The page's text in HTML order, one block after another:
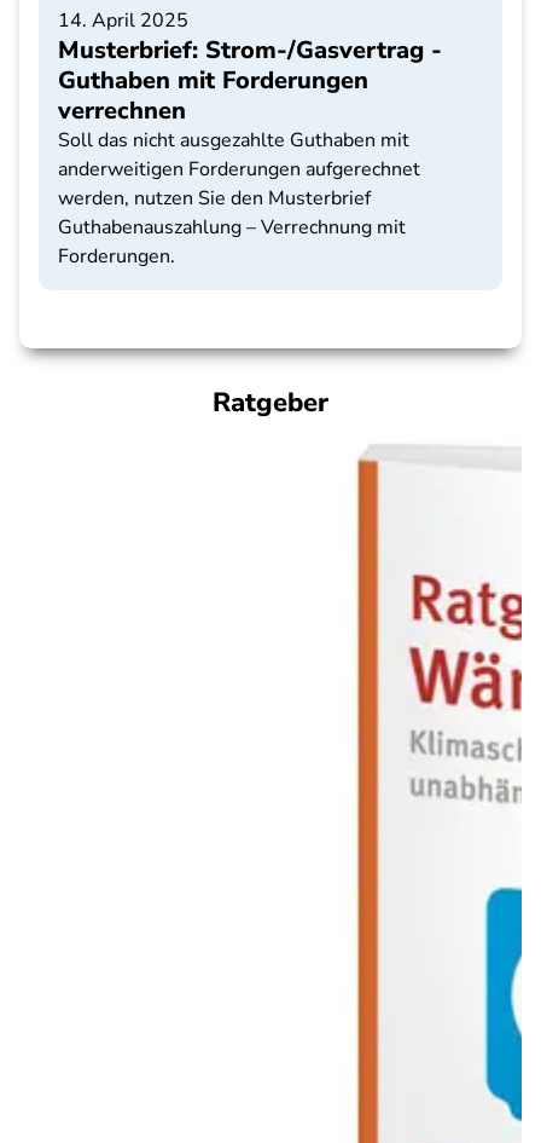
14. April 2025
Musterbrief: Strom-/Gasvertrag -
Guthaben mit Forderungen
verrechnen
Soll das nicht ausgezahlte Guthaben mit
anderweitigen Forderungen aufgerechnet
werden, nutzen Sie den Musterbrief
Guthabenauszahlung – Verrechnung mit
Forderungen.
Ratgeber